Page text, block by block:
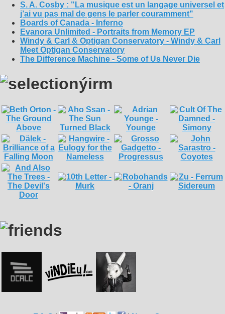
S. A. Cosby : "La musique est un langage universel et
j’ai vu pas mal de gens le parler couramment"
Boards of Canada - Inferno
Evanora Unlimited - Portraits from Memory EP
Windy & Carl & Optigan Conservatory - Windy & Carl
Meet Optigan Conservatory
The Difference Machine - Some of Us Never Die